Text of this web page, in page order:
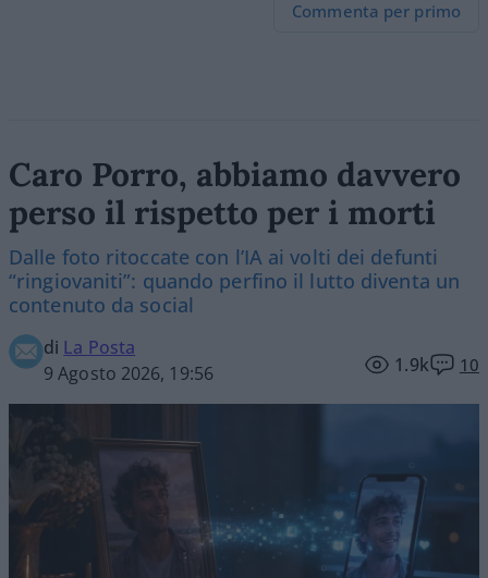
Commenta per primo
Caro Porro, abbiamo davvero
perso il rispetto per i morti
Dalle foto ritoccate con l’IA ai volti dei defunti
“ringiovaniti”: quando perfino il lutto diventa un
contenuto da social
di La Posta
9 Agosto 2026, 19:56
1.9k 10